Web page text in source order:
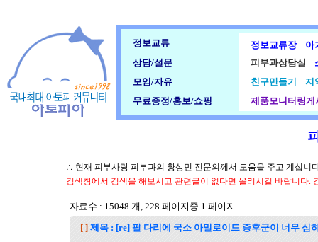
정보교류 정보교류장
아
상담/설문
피부과상담실
모임/자유
친구만들기
지
무료증정/홍보/쇼핑
제품모니터링게
∴ 현재 피부사랑 피부과의 황상민 전문의께서 도움을 주고 계십니
검색창에서 검색을 해보시고 관련글이 없다면 올리시길 바랍니다.
자료수 : 15048 개, 228 페이지중 1 페이지
[ ] 제목 : [re] 팔 다리에 국소 아밀로이드 증후군이 너무 심